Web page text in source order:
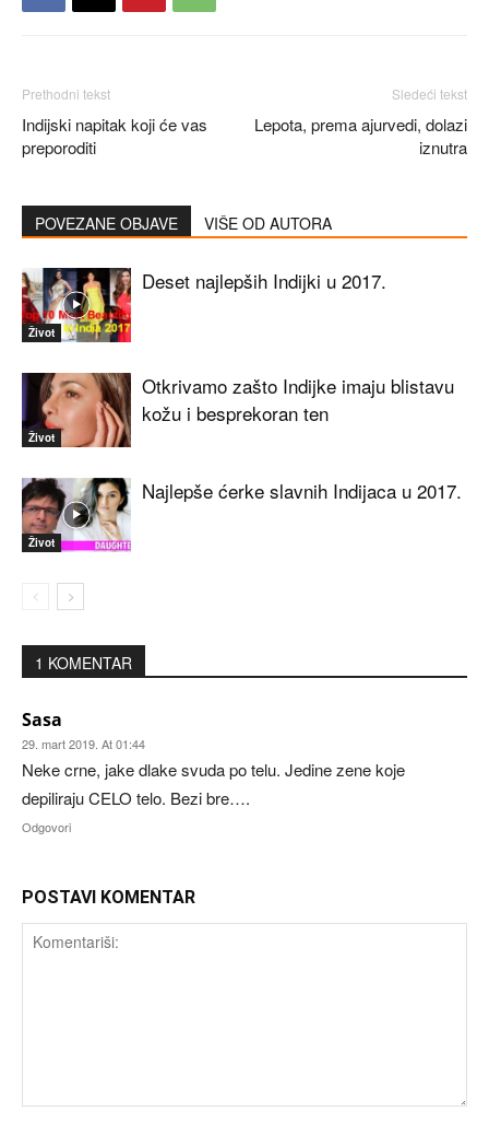
Prethodni tekst
Indijski napitak koji će vas
preporoditi
Sledeći tekst
Lepota, prema ajurvedi, dolazi
iznutra
POVEZANE OBJAVE VIŠE OD AUTORA
Život
Deset najlepših Indijki u 2017.
Život
Otkrivamo zašto Indijke imaju blistavu
kožu i besprekoran ten
Život
Najlepše ćerke slavnih Indijaca u 2017.
1 KOMENTAR
Sasa
29. mart 2019. At 01:44
Neke crne, jake dlake svuda po telu. Jedine zene koje
depiliraju CELO telo. Bezi bre….
Odgovori
POSTAVI KOMENTAR